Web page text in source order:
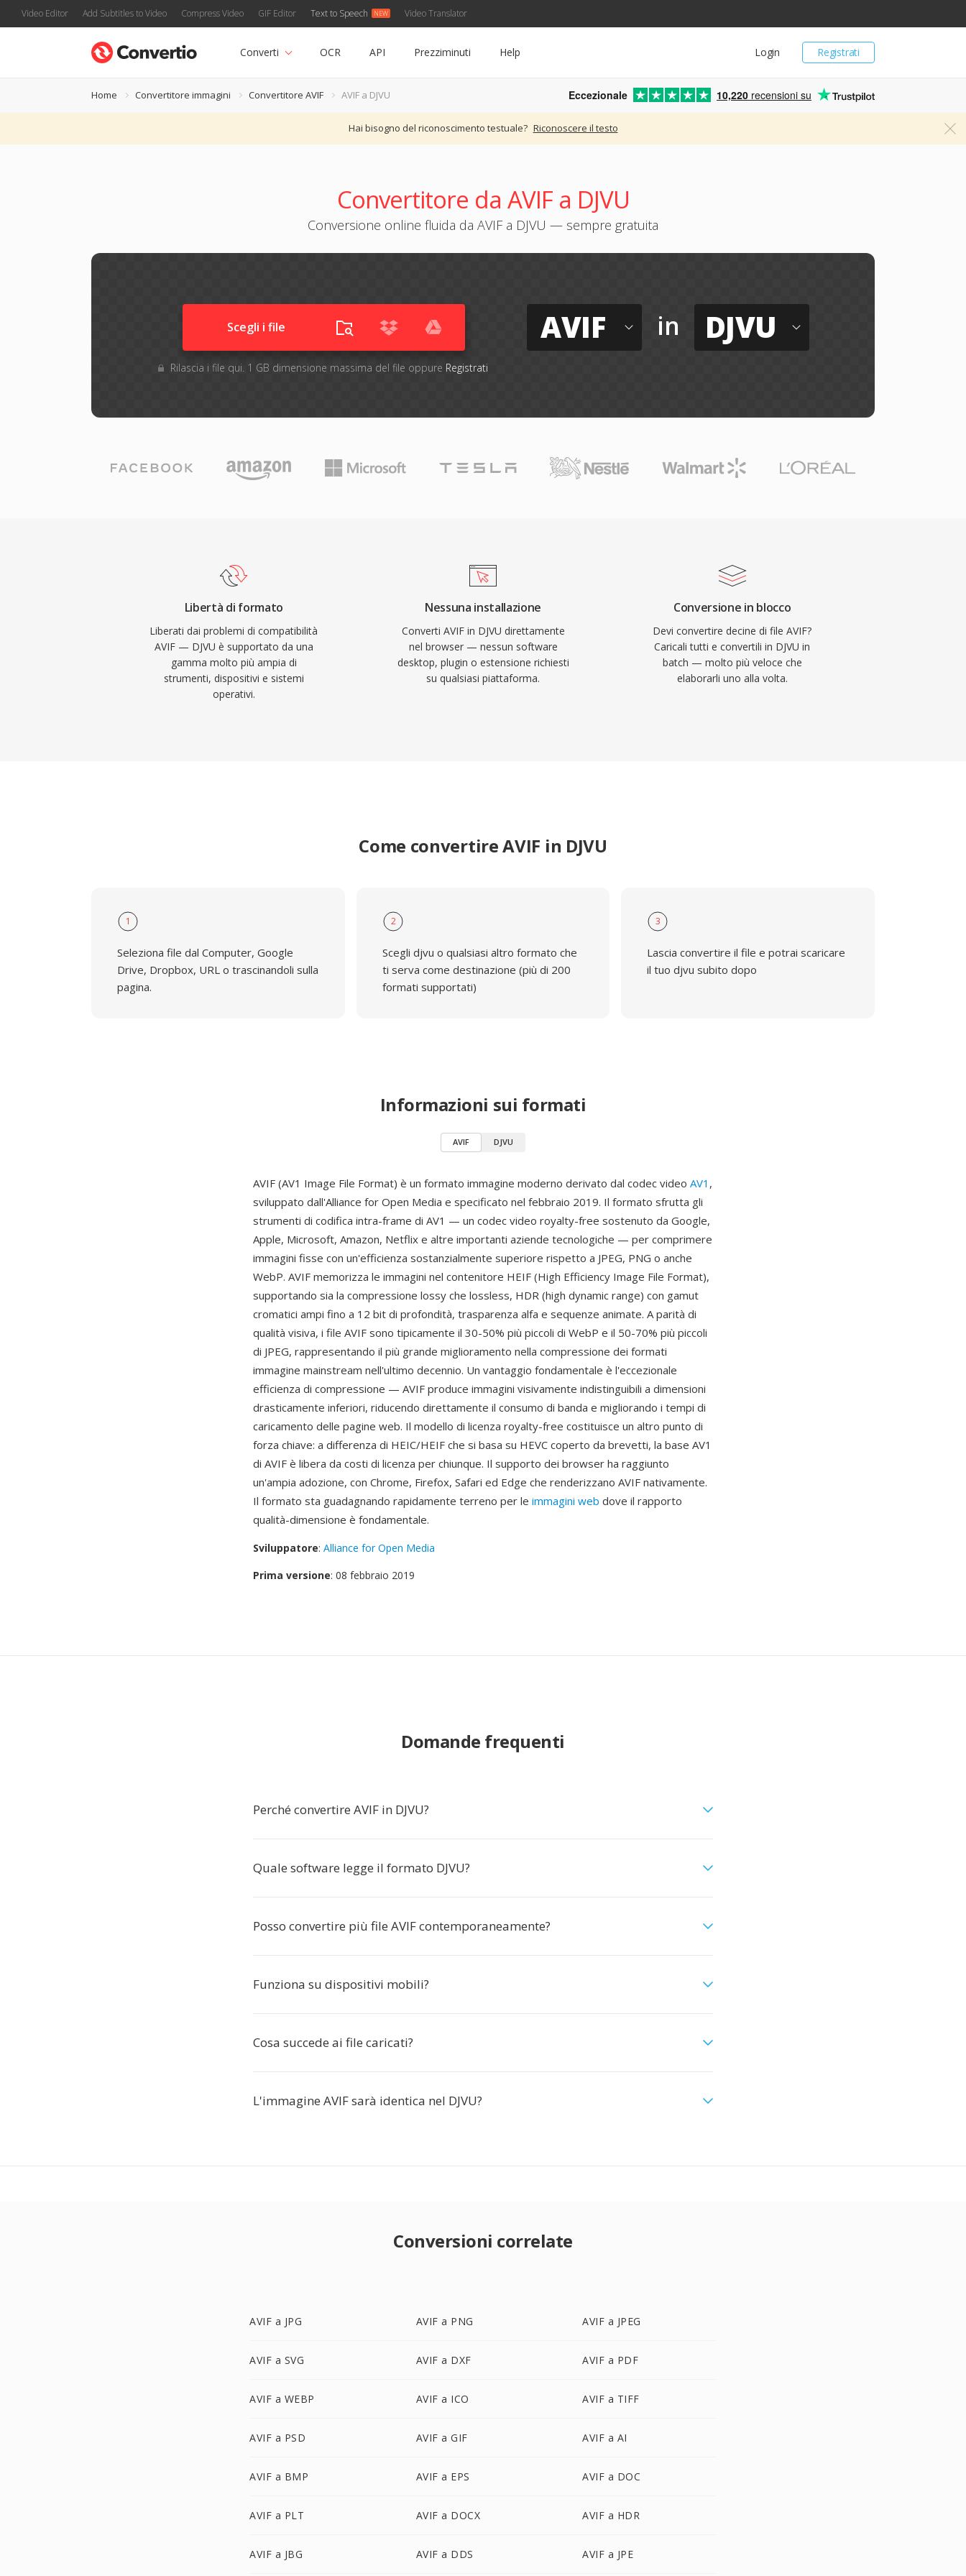
Video Editor Add Subtitles to Video Compress Video GIF Editor Text to Speech Video Translator
Registrati
Login
Converti OCR API Prezziminuti Help
Home Convertitore immagini Convertitore AVIF AVIF a DJVU Eccezionale 10,220 recensioni su
Hai bisogno del riconoscimento testuale? Riconoscere il testo
Convertitore da AVIF a DJVU
Conversione online fluida da AVIF a DJVU — sempre gratuita
Scegli i file
Rilascia i file qui. 1 GB dimensione massima del file oppure Registrati
AVIF in DJVU
Libertà di formato
Liberati dai problemi di compatibilità
AVIF — DJVU è supportato da una
gamma molto più ampia di
strumenti, dispositivi e sistemi
operativi.
Nessuna installazione
Converti AVIF in DJVU direttamente
nel browser — nessun software
desktop, plugin o estensione richiesti
su qualsiasi piattaforma.
Conversione in blocco
Devi convertire decine di file AVIF?
Caricali tutti e convertili in DJVU in
batch — molto più veloce che
elaborarli uno alla volta.
Come convertire AVIF in DJVU
1
Seleziona file dal Computer, Google
Drive, Dropbox, URL o trascinandoli sulla
pagina.
2
Scegli djvu o qualsiasi altro formato che
ti serva come destinazione (più di 200
formati supportati)
3
Lascia convertire il file e potrai scaricare
il tuo djvu subito dopo
Informazioni sui formati
AVIF DJVU
AVIF (AV1 Image File Format) è un formato immagine moderno derivato dal codec video AV1 ,
sviluppato dall'Alliance for Open Media e specificato nel febbraio 2019. Il formato sfrutta gli
strumenti di codifica intra-frame di AV1 — un codec video royalty-free sostenuto da Google,
Apple, Microsoft, Amazon, Netflix e altre importanti aziende tecnologiche — per comprimere
immagini fisse con un'efficienza sostanzialmente superiore rispetto a JPEG, PNG o anche
WebP. AVIF memorizza le immagini nel contenitore HEIF (High Efficiency Image File Format),
supportando sia la compressione lossy che lossless, HDR (high dynamic range) con gamut
cromatici ampi fino a 12 bit di profondità, trasparenza alfa e sequenze animate. A parità di
qualità visiva, i file AVIF sono tipicamente il 30-50% più piccoli di WebP e il 50-70% più piccoli
di JPEG, rappresentando il più grande miglioramento nella compressione dei formati
immagine mainstream nell'ultimo decennio. Un vantaggio fondamentale è l'eccezionale
efficienza di compressione — AVIF produce immagini visivamente indistinguibili a dimensioni
drasticamente inferiori, riducendo direttamente il consumo di banda e migliorando i tempi di
caricamento delle pagine web. Il modello di licenza royalty-free costituisce un altro punto di
forza chiave: a differenza di HEIC/HEIF che si basa su HEVC coperto da brevetti, la base AV1
di AVIF è libera da costi di licenza per chiunque. Il supporto dei browser ha raggiunto
un'ampia adozione, con Chrome, Firefox, Safari ed Edge che renderizzano AVIF nativamente.
Il formato sta guadagnando rapidamente terreno per le immagini web dove il rapporto
qualità-dimensione è fondamentale.
Sviluppatore: Alliance for Open Media
Prima versione: 08 febbraio 2019
Domande frequenti
Perché convertire AVIF in DJVU?
Quale software legge il formato DJVU?
Posso convertire più file AVIF contemporaneamente?
Funziona su dispositivi mobili?
Cosa succede ai file caricati?
L'immagine AVIF sarà identica nel DJVU?
Conversioni correlate
AVIF a JPG AVIF a PNG AVIF a JPEG
AVIF a SVG AVIF a DXF AVIF a PDF
AVIF a WEBP AVIF a ICO AVIF a TIFF
AVIF a PSD AVIF a GIF AVIF a AI
AVIF a BMP AVIF a EPS AVIF a DOC
AVIF a PLT AVIF a DOCX AVIF a HDR
AVIF a JBG AVIF a DDS AVIF a JPE